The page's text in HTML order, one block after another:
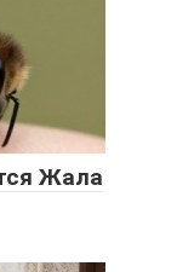
Жала